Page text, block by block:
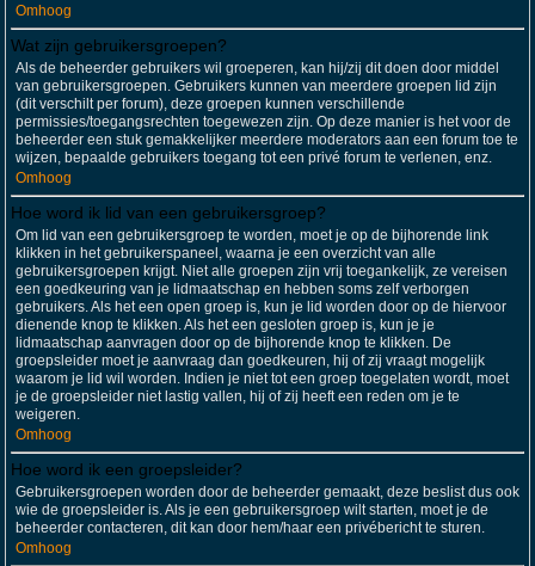
Omhoog
Wat zijn gebruikersgroepen?
Als de beheerder gebruikers wil groeperen, kan hij/zij dit doen door middel
van gebruikersgroepen. Gebruikers kunnen van meerdere groepen lid zijn
(dit verschilt per forum), deze groepen kunnen verschillende
permissies/toegangsrechten toegewezen zijn. Op deze manier is het voor de
beheerder een stuk gemakkelijker meerdere moderators aan een forum toe te
wijzen, bepaalde gebruikers toegang tot een privé forum te verlenen, enz.
Omhoog
Hoe word ik lid van een gebruikersgroep?
Om lid van een gebruikersgroep te worden, moet je op de bijhorende link
klikken in het gebruikerspaneel, waarna je een overzicht van alle
gebruikersgroepen krijgt. Niet alle groepen zijn vrij toegankelijk, ze vereisen
een goedkeuring van je lidmaatschap en hebben soms zelf verborgen
gebruikers. Als het een open groep is, kun je lid worden door op de hiervoor
dienende knop te klikken. Als het een gesloten groep is, kun je je
lidmaatschap aanvragen door op de bijhorende knop te klikken. De
groepsleider moet je aanvraag dan goedkeuren, hij of zij vraagt mogelijk
waarom je lid wil worden. Indien je niet tot een groep toegelaten wordt, moet
je de groepsleider niet lastig vallen, hij of zij heeft een reden om je te
weigeren.
Omhoog
Hoe word ik een groepsleider?
Gebruikersgroepen worden door de beheerder gemaakt, deze beslist dus ook
wie de groepsleider is. Als je een gebruikersgroep wilt starten, moet je de
beheerder contacteren, dit kan door hem/haar een privébericht te sturen.
Omhoog